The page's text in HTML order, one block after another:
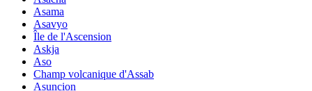
Asama
Asavyo
Île de l'Ascension
Askja
Aso
Champ volcanique d'Assab
Asuncion